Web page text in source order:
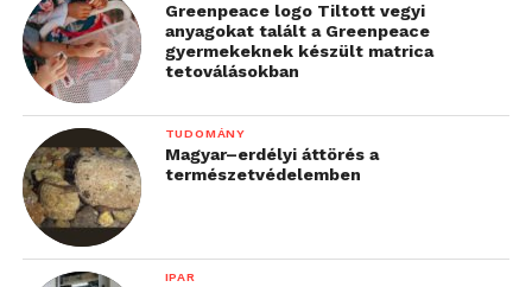
Greenpeace logo Tiltott vegyi
anyagokat talált a Greenpeace
gyermekeknek készült matrica
tetoválásokban
TUDOMÁNY
Magyar–erdélyi áttörés a
természetvédelemben
IPAR